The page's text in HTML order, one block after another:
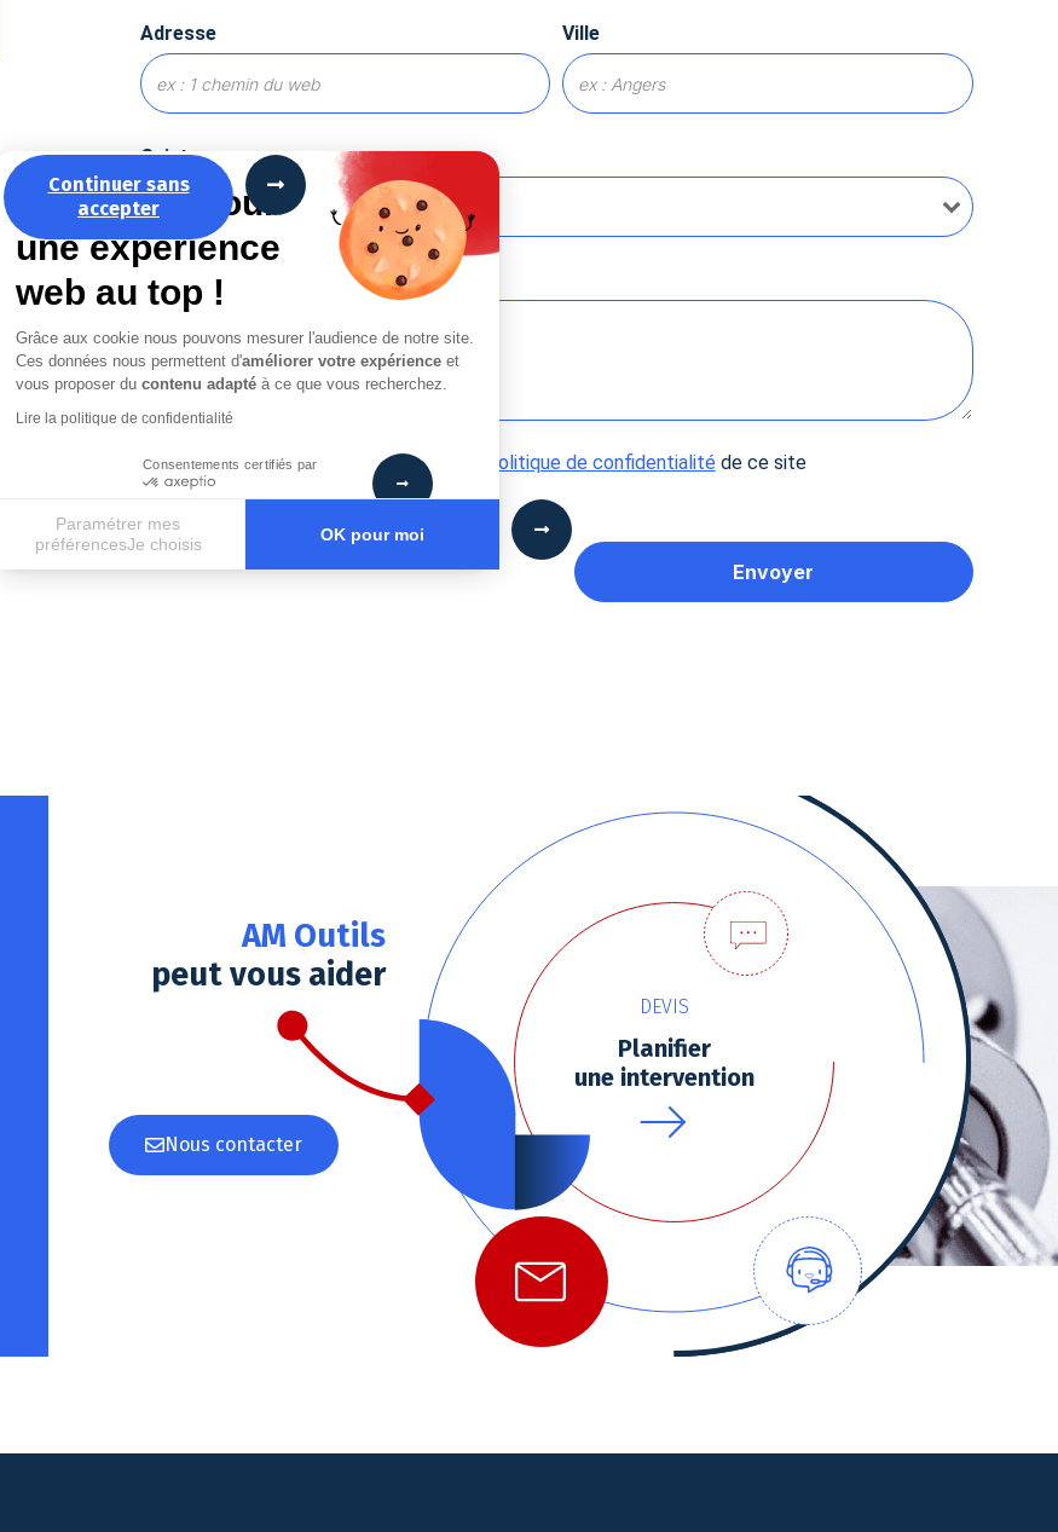
Continuer sans
accepter
La recette pour
une expérience
web au top !
Grâce aux cookie nous pouvons mesurer l'audience de notre site.
Ces données nous permettent d'améliorer votre expérience et
vous proposer du contenu adapté à ce que vous recherchez.
Lire la politique de confidentialité
Consentements certifiés par
Paramétrer mes
préférencesJe choisis
OK pour moi
Plateforme de Gestion du Consentement : Personnalisez vos Options
Adresse Ville
Sujet
Message
En cochant cette case, j’accepte la Politique de confidentialité de ce site
AM Outils
peut vous aider
Nous contacter
DEVIS
Planifier
une intervention